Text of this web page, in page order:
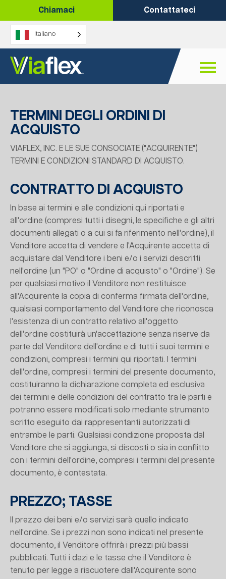
contenuto
Chiamaci Contattateci
Italiano
TERMINI DEGLI ORDINI DI
ACQUISTO
VIAFLEX, INC. E LE SUE CONSOCIATE ("ACQUIRENTE")
TERMINI E CONDIZIONI STANDARD DI ACQUISTO.
CONTRATTO DI ACQUISTO
In base ai termini e alle condizioni qui riportati e
all'ordine (compresi tutti i disegni, le specifiche e gli altri
documenti allegati o a cui si fa riferimento nell'ordine), il
Venditore accetta di vendere e l'Acquirente accetta di
acquistare dal Venditore i beni e/o i servizi descritti
nell'ordine (un "PO" o "Ordine di acquisto" o "Ordine"). Se
per qualsiasi motivo il Venditore non restituisce
all'Acquirente la copia di conferma firmata dell'ordine,
qualsiasi comportamento del Venditore che riconosca
l'esistenza di un contratto relativo all'oggetto
dell'ordine costituirà un'accettazione senza riserve da
parte del Venditore dell'ordine e di tutti i suoi termini e
condizioni, compresi i termini qui riportati. I termini
dell'ordine, compresi i termini del presente documento,
costituiranno la dichiarazione completa ed esclusiva
dei termini e delle condizioni del contratto tra le parti e
potranno essere modificati solo mediante strumento
scritto eseguito dai rappresentanti autorizzati di
entrambe le parti. Qualsiasi condizione proposta dal
Venditore che si aggiunga, si discosti o sia in conflitto
con i termini dell'ordine, compresi i termini del presente
documento, è contestata.
PREZZO; TASSE
Il prezzo dei beni e/o servizi sarà quello indicato
nell'ordine. Se i prezzi non sono indicati nel presente
documento, il Venditore offrirà i prezzi più bassi
pubblicati. Tutti i dazi e le tasse che il Venditore è
tenuto per legge a riscuotere dall'Acquirente sono